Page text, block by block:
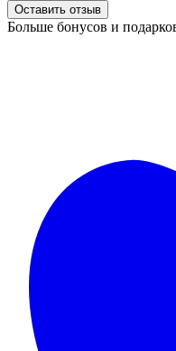
Оставить отзыв
Больше бонусов и